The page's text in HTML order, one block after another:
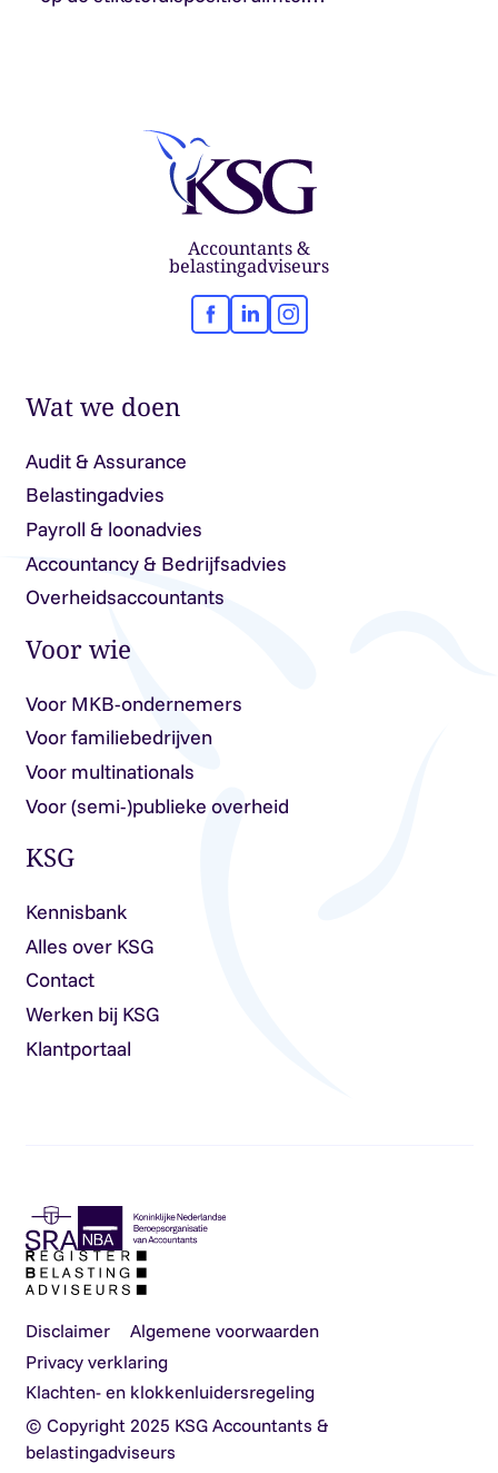
Accountants &
belastingadviseurs
Facebook
LinkedInInstagram
Wat we doen
Audit & Assurance
Belastingadvies
Payroll & loonadvies
Accountancy & Bedrijfsadvies
Overheidsaccountants
Voor wie
Voor MKB-ondernemers
Voor familiebedrijven
Voor multinationals
Voor (semi-)publieke overheid
KSG
Kennisbank
Alles over KSG
Contact
Werken bij KSG
Klantportaal
Disclaimer
Algemene voorwaarden
Privacy verklaring
Klachten- en klokkenluidersregeling
© Copyright 2025 KSG Accountants &
belastingadviseurs